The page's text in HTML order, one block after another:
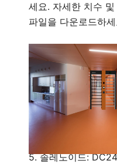
세요. 자세한 치수
파일을 다운로드하
Technical
1. 크기:
의 가능)
2. 레인 폭:
3. 통과속도 : 30명/분
4. 전원 공급 장치:
5. 솔레노이드: